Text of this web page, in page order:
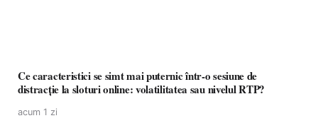
Ce caracteristici se simt mai puternic într-o sesiune de
distracție la sloturi online: volatilitatea sau nivelul RTP?
acum 1 zi